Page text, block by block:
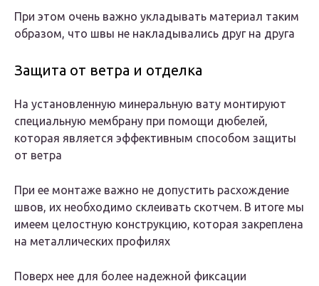
При этом очень важно укладывать материал таким
образом, что швы не накладывались друг на друга
Защита от ветра и отделка
На установленную минеральную вату монтируют
специальную мембрану при помощи дюбелей,
которая является эффективным способом защиты
от ветра
При ее монтаже важно не допустить расхождение
швов, их необходимо склеивать скотчем. В итоге мы
имеем целостную конструкцию, которая закреплена
на металлических профилях
Поверх нее для более надежной фиксации